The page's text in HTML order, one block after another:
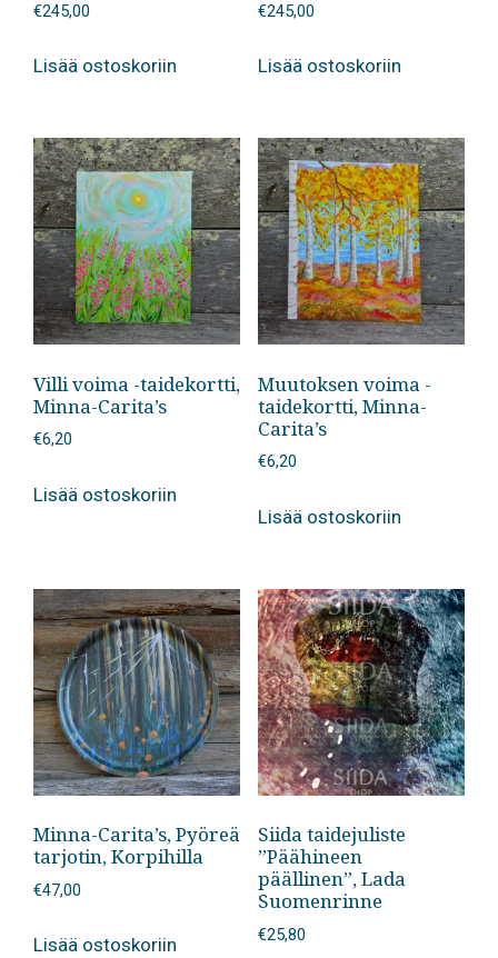
€245,00
Lisää ostoskoriin
€245,00
Lisää ostoskoriin
Villi voima -taidekortti,
Minna-Carita’s
€6,20
Lisää ostoskoriin
Muutoksen voima -
taidekortti, Minna-
Carita’s
€6,20
Lisää ostoskoriin
Minna-Carita’s, Pyöreä
tarjotin, Korpihilla
€47,00
Lisää ostoskoriin
Siida taidejuliste
”Päähineen
päällinen”, Lada
Suomenrinne
€25,80